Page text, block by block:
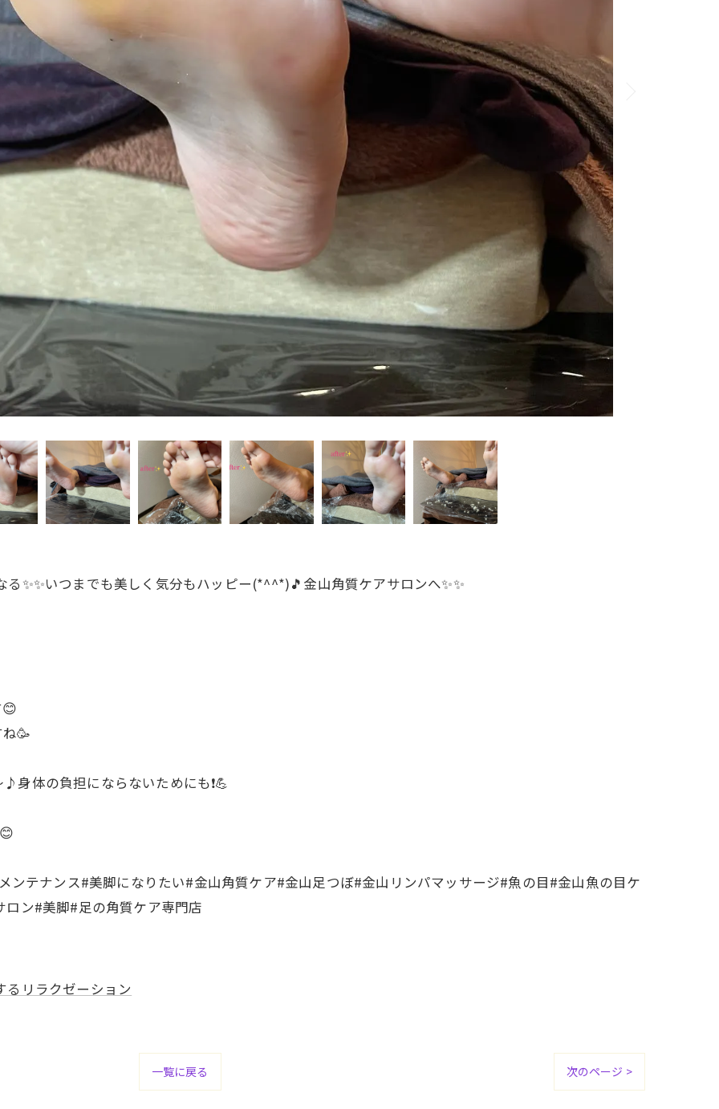
る✨✨いつまでも美しく気分もハッピー(*^^*)🎵金山角質ケアサロンへ✨✨
🥳
身体の負担にならないためにも❗️💪
ンテナンス#美脚になりたい#金山角質ケア#金山足つぼ#金山リンパマッサージ#魚の目#金山魚の目ケ
ン#美脚#足の角質ケア専門店
るリラクゼーション
一覧に戻る 次のページ >